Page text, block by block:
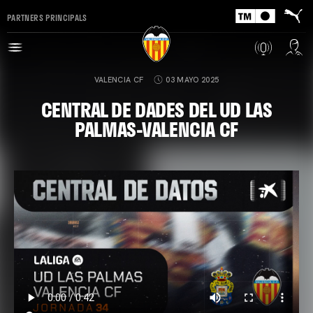
PARTNERS PRINCIPALS
VALENCIA CF 03 MAYO 2025
CENTRAL DE DADES DEL UD LAS
PALMAS-VALENCIA CF